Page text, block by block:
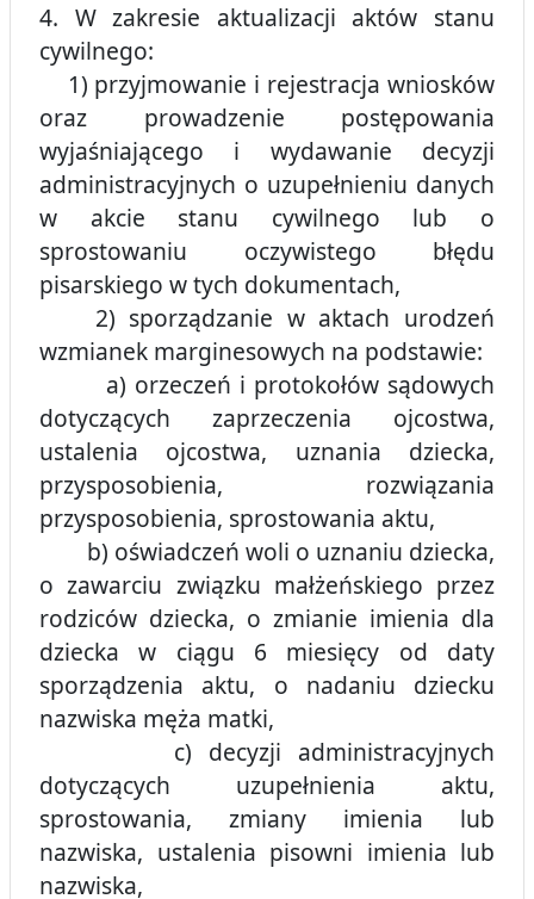
4. W zakresie aktualizacji aktów stanu
cywilnego:
1) przyjmowanie i rejestracja wniosków
oraz prowadzenie postępowania
wyjaśniającego i wydawanie decyzji
administracyjnych o uzupełnieniu danych
w akcie stanu cywilnego lub o
sprostowaniu oczywistego błędu
pisarskiego w tych dokumentach,
2) sporządzanie w aktach urodzeń
wzmianek marginesowych na podstawie:
a) orzeczeń i protokołów sądowych
dotyczących zaprzeczenia ojcostwa,
ustalenia ojcostwa, uznania dziecka,
przysposobienia, rozwiązania
przysposobienia, sprostowania aktu,
b) oświadczeń woli o uznaniu dziecka,
o zawarciu związku małżeńskiego przez
rodziców dziecka, o zmianie imienia dla
dziecka w ciągu 6 miesięcy od daty
sporządzenia aktu, o nadaniu dziecku
nazwiska męża matki,
c) decyzji administracyjnych
dotyczących uzupełnienia aktu,
sprostowania, zmiany imienia lub
nazwiska, ustalenia pisowni imienia lub
nazwiska,